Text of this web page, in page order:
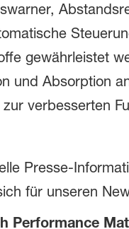
gewährleistet
und Absorption
verbesserten
Presse-
für unseren
Performance